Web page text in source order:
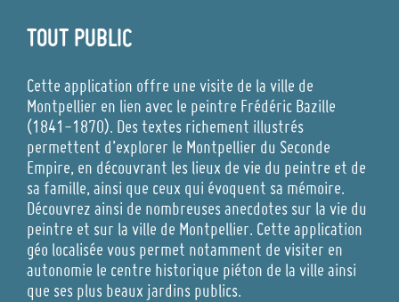
TOUT PUBLIC
Cette application offre une visite de la ville de
Montpellier en lien avec le peintre Frédéric Bazille
(1841-1870). Des textes richement illustrés
permettent d’explorer le Montpellier du Seconde
Empire, en découvrant les lieux de vie du peintre et de
sa famille, ainsi que ceux qui évoquent sa mémoire.
Découvrez ainsi de nombreuses anecdotes sur la vie du
peintre et sur la ville de Montpellier. Cette application
géo localisée vous permet notamment de visiter en
autonomie le centre historique piéton de la ville ainsi
que ses plus beaux jardins publics.